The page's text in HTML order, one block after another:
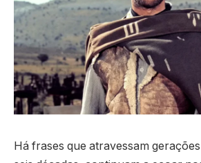
Há frases que atravessam